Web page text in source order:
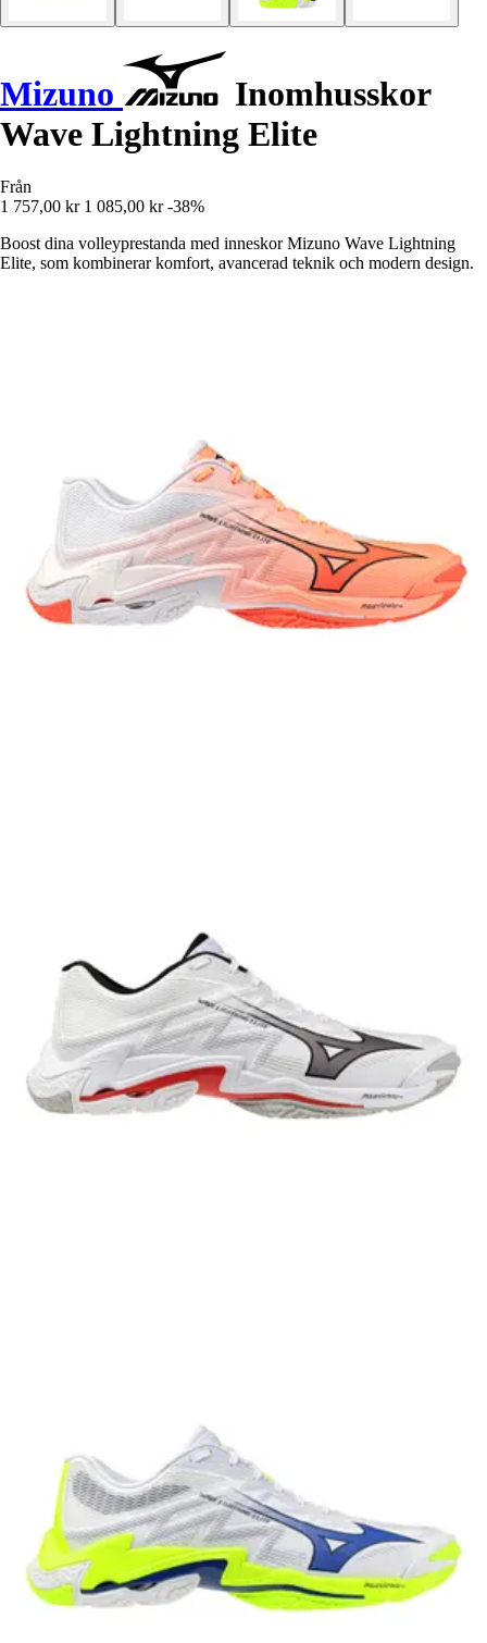
Mizuno
Inomhusskor
Wave Lightning Elite
Från
1 757,00 kr 1 085,00 kr -38%
Boost dina volleyprestanda med inneskor Mizuno Wave Lightning
Elite, som kombinerar komfort, avancerad teknik och modern design.